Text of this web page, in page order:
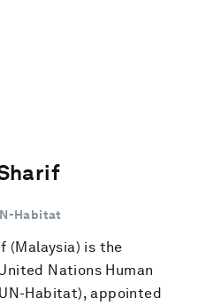
Habitat
(Malaysia) is the
Nations Human
Habitat), appointed